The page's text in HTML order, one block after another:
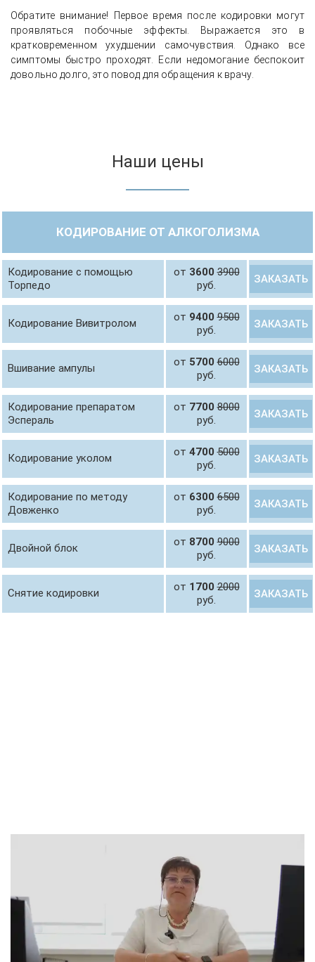
Обратите внимание! Первое время после кодировки могут
проявляться побочные эффекты. Выражается это в
кратковременном ухудшении самочувствия. Однако все
симптомы быстро проходят. Если недомогание беспокоит
довольно долго, это повод для обращения к врачу.
Наши цены
КОДИРОВАНИЕ ОТ АЛКОГОЛИЗМА
Кодирование с помощью
Торпедо
от 36003900
руб.
ЗАКАЗАТЬ
Кодирование Вивитролом от 94009500
руб.
ЗАКАЗАТЬ
Вшивание ампулы от 57006000
руб.
ЗАКАЗАТЬ
Кодирование препаратом
Эспераль
от 77008000
руб.
ЗАКАЗАТЬ
Кодирование уколом от 47005000
руб.
ЗАКАЗАТЬ
Кодирование по методу
Довженко
от 63006500
руб.
ЗАКАЗАТЬ
Двойной блок от 87009000
руб.
ЗАКАЗАТЬ
Снятие кодировки от 17002000
руб.
ЗАКАЗАТЬ